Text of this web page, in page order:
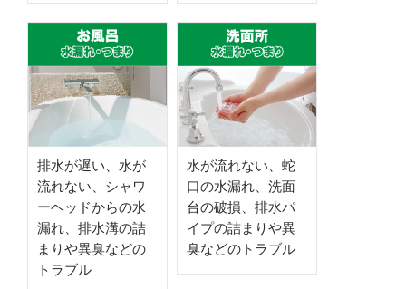
排水が遅い、水が
流れない、シャワ
ーヘッドからの水
漏れ、排水溝の詰
まりや異臭などの
トラブル
水が流れない、蛇
口の水漏れ、洗面
台の破損、排水パ
イプの詰まりや異
臭などのトラブル